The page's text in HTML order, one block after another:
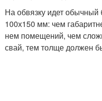
На обвязку идет
100х150 мм: чем
нем помещений, чем
свай, тем толще должен